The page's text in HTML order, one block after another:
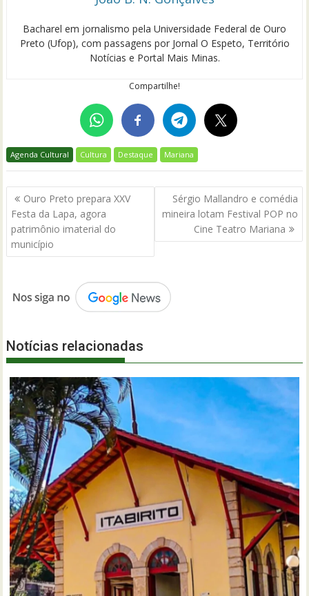
Bacharel em jornalismo pela Universidade Federal de Ouro
Preto (Ufop), com passagens por Jornal O Espeto, Território
Notícias e Portal Mais Minas.
Compartilhe!
Agenda Cultural Cultura Destaque Mariana
Navegação
de
Post
Ouro Preto prepara XXV
Festa da Lapa, agora
patrimônio imaterial do
município
Sérgio Mallandro e comédia
mineira lotam Festival POP no
Cine Teatro Mariana
Notícias relacionadas